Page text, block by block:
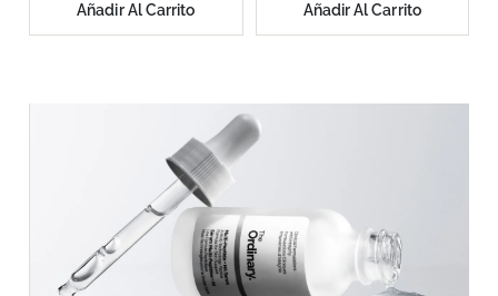
Añadir Al Carrito Añadir Al Carrito